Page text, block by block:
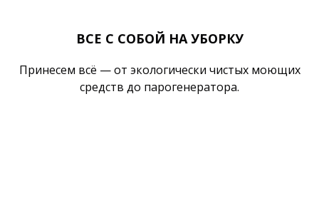
ВСЕ С СОБОЙ НА УБОРКУ
Принесем всё — от экологически чистых моющих
средств до парогенератора.